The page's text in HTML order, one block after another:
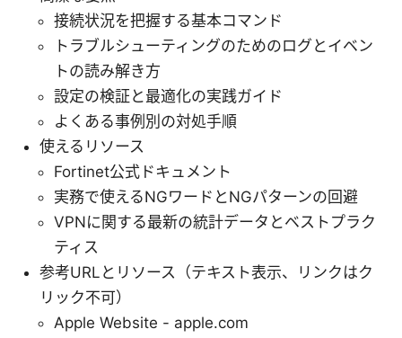
接続状況を把握する基本コマンド
トラブルシューティングのためのログとイベン
トの読み解き方
設定の検証と最適化の実践ガイド
よくある事例別の対処手順
使えるリソース
Fortinet公式ドキュメント
実務で使えるNGワードとNGパターンの回避
VPNに関する最新の統計データとベストプラク
ティス
参考URLとリソース（テキスト表示、リンクはク
リック不可）
Apple Website - apple.com